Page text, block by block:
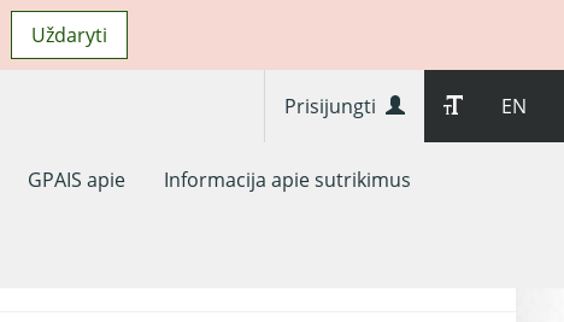
Uždaryti
EN
Prisijungti
GPAIS apie Informacija apie sutrikimus